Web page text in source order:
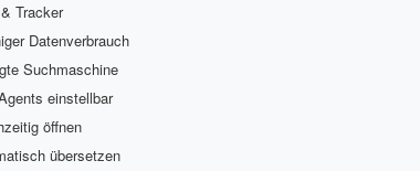
Tracker
Datenverbrauch
Suchmaschine
einstellbar
öffnen
übersetzen